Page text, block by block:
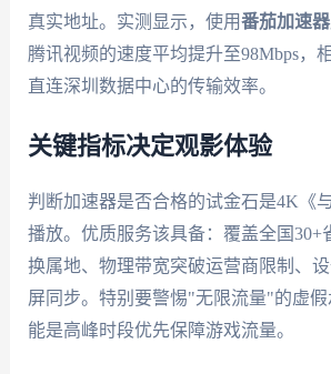
真实地址。实测显示，使用番茄加速器
腾讯视频的速度平均提升至98Mbps，
直连深圳数据中心的传输效率。
关键指标决定观影体验
判断加速器是否合格的试金石是4K《
播放。优质服务该具备：覆盖全国30+
换属地、物理带宽突破运营商限制、
屏同步。特别要警惕"无限流量"的虚
能是高峰时段优先保障游戏流量。